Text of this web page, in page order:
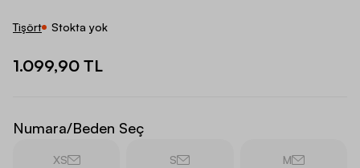
Tişört Stokta yok
1.099,90 TL
Numara/Beden Seç
XS S M